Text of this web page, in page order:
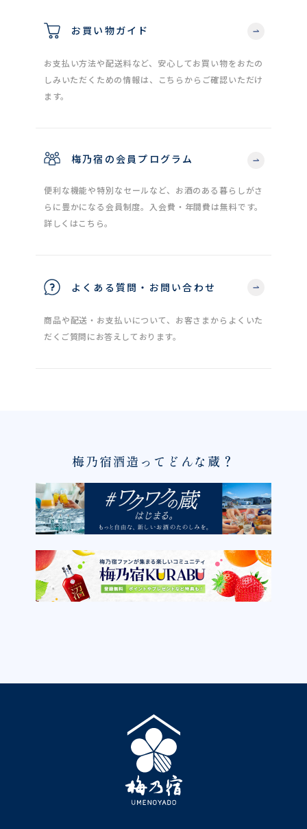
お買い物ガイド
お支払い方法や配送料など、安心してお買い物をおたの
しみいただくための情報は、こちらからご確認いただけ
ます。
梅乃宿の会員プログラム
便利な機能や特別なセールなど、お酒のある暮らしがさ
らに豊かになる会員制度。入会費・年間費は無料です。
詳しくはこちら。
よくある質問・お問い合わせ
商品や配送・お支払いについて、お客さまからよくいた
だくご質問にお答えしております。
梅乃宿酒造ってどんな蔵？